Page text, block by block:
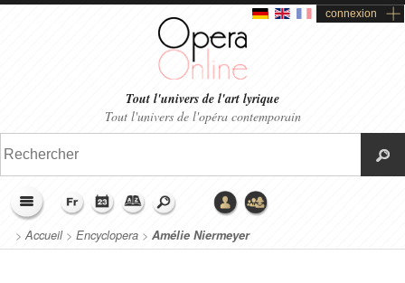
connexion
Tout l'univers de l'art lyrique
Tout l'univers de l'opéra contemporain
>Accueil> Encyclopera > Amélie Niermeyer